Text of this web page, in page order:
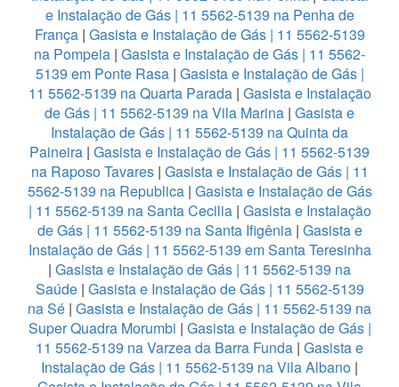
e Instalação de Gás | 11 5562-5139 na Penha de
França | Gasista e Instalação de Gás | 11 5562-5139
na Pompeia | Gasista e Instalação de Gás | 11 5562-
5139 em Ponte Rasa| Gasista e Instalação de Gás |
11 5562-5139 na Quarta Parada| Gasista e Instalação
de Gás | 11 5562-5139 na Vila Marina | Gasista e
Instalação de Gás | 11 5562-5139 na Quinta da
Paineira | Gasista e Instalação de Gás | 11 5562-5139
na Raposo Tavares| Gasista e Instalação de Gás | 11
5562-5139 na Republica| Gasista e Instalação de Gás
| 11 5562-5139 na Santa Cecilia| Gasista e Instalação
de Gás | 11 5562-5139 na Santa Ifigênia | Gasista e
Instalação de Gás | 11 5562-5139 em Santa Teresinha
| Gasista e Instalação de Gás | 11 5562-5139 na
Saúde| Gasista e Instalação de Gás | 11 5562-5139
na Sé | Gasista e Instalação de Gás | 11 5562-5139 na
Super Quadra Morumbi | Gasista e Instalação de Gás |
11 5562-5139 na Varzea da Barra Funda | Gasista e
Instalação de Gás | 11 5562-5139 na Vila Albano |